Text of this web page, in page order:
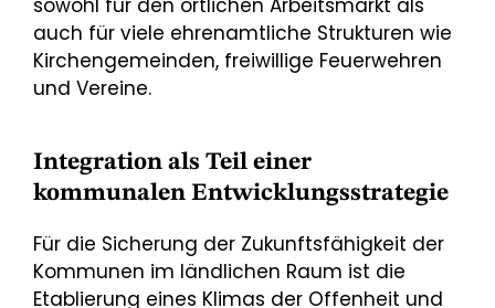
sowohl für den örtlichen Arbeitsmarkt als
auch für viele ehrenamtliche Strukturen wie
Kirchengemeinden, freiwillige Feuerwehren
und Vereine.
Integration als Teil einer
kommunalen Entwicklungsstrategie
Für die Sicherung der Zukunftsfähigkeit der
Kommunen im ländlichen Raum ist die
Etablierung eines Klimas der Offenheit und